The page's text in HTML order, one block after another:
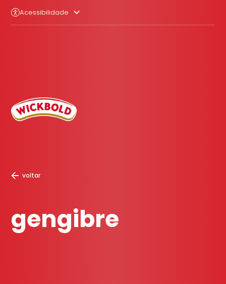
Acessibilidade
voltar
gengibre